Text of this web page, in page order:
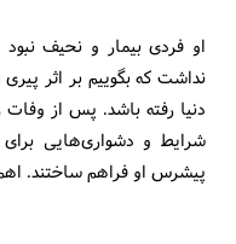
او فردی بیمار و نحیف
نداشت كه بگوییم بر اثر
دنیا رفته باشد. پس از
شرایط و دشواری‌هایی
پیشرس او فراهم ساختند. اهم